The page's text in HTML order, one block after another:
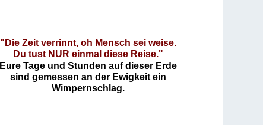
"Die Zeit verrinnt, oh Mensch sei weise.
Du tust NUR einmal diese Reise."
Eure Tage und Stunden auf dieser Erde
sind gemessen an der Ewigkeit ein
Wimpernschlag.